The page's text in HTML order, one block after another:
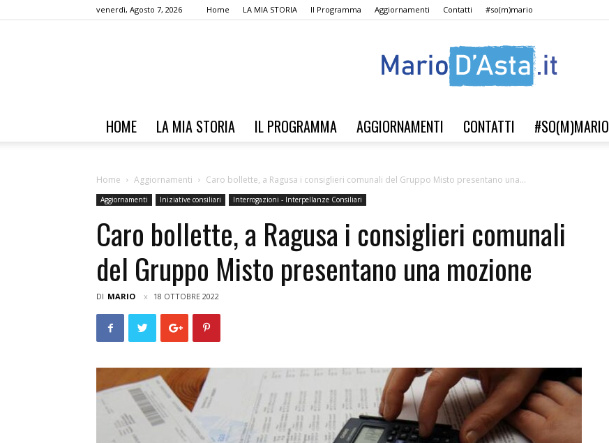
venerdì, Agosto 7, 2026 Home LA MIA STORIA Il Programma Aggiornamenti Contatti #so(m)mario
HOME LA MIA STORIA IL PROGRAMMA AGGIORNAMENTI CONTATTI #SO(M)MARIO
Home Aggiornamenti Caro bollette, a Ragusa i consiglieri comunali del Gruppo Misto presentano una...
Aggiornamenti Iniziative consiliari Interrogazioni - Interpellanze Consiliari
Caro bollette, a Ragusa i consiglieri comunali
del Gruppo Misto presentano una mozione
DI MARIO 18 OTTOBRE 2022